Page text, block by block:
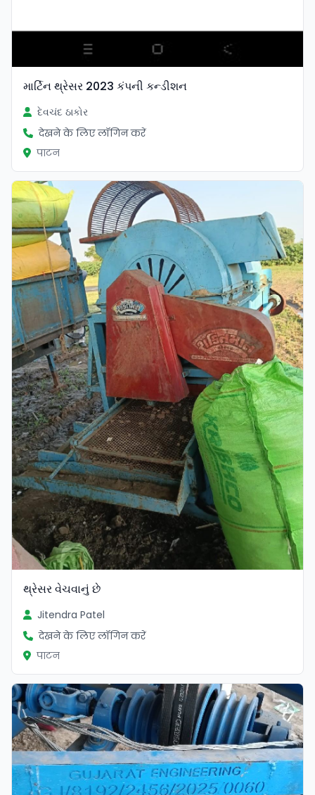
માર્ટિન થ્રેસર 2023 કંપની કન્ડીશન
દેવચંદ ઠાકોર
देखने के लिए लॉगिन करें
पाटन
થ્રેસર વેચવાનું છે
Jitendra Patel
देखने के लिए लॉगिन करें
पाटन